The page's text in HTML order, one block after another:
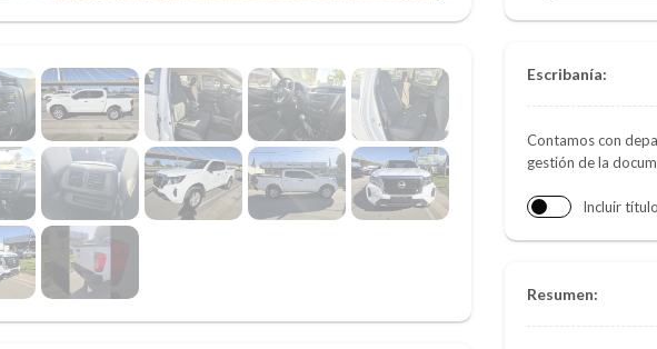
Escribanía:
Contamos con
gestión de la
Incluir
Resumen: